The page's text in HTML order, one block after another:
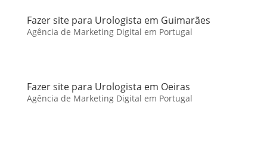
Fazer site para Urologista em Guimarães
Agência de Marketing Digital em Portugal
Fazer site para Urologista em Oeiras
Agência de Marketing Digital em Portugal